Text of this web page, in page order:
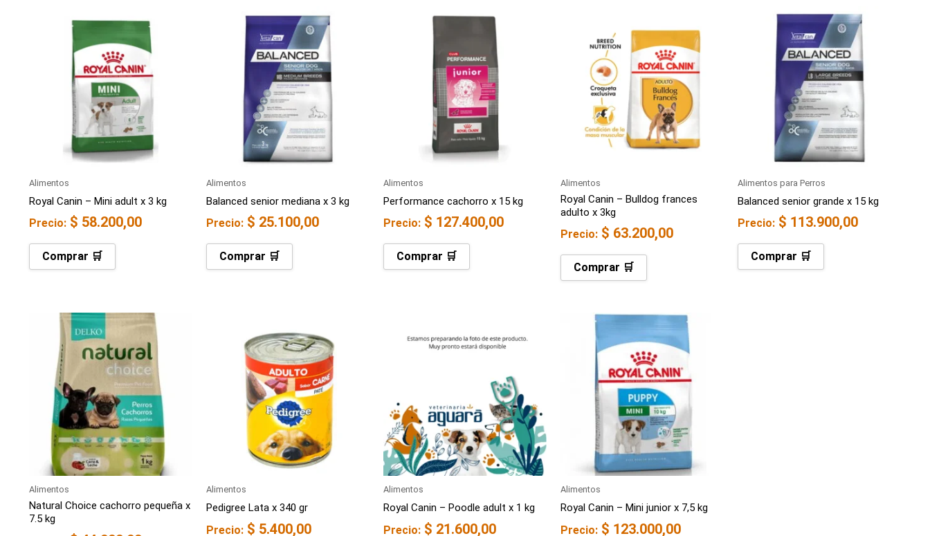
Alimentos
Royal Canin – Mini adult x 3 kg
Precio: $ 58.200,00
Comprar 🛒
Alimentos
Balanced senior mediana x 3 kg
Precio: $ 25.100,00
Comprar 🛒
Alimentos
Performance cachorro x 15 kg
Precio: $ 127.400,00
Comprar 🛒
Alimentos
Royal Canin – Bulldog frances
adulto x 3kg
Precio: $ 63.200,00
Comprar 🛒
Alimentos para Perros
Balanced senior grande x 15 kg
Precio: $ 113.900,00
Comprar 🛒
Alimentos
Natural Choice cachorro pequeña x
7.5 kg
Alimentos
Pedigree Lata x 340 gr
Precio: $ 5.400,00
Alimentos
Royal Canin – Poodle adult x 1 kg
Precio: $ 21.600,00
Alimentos
Royal Canin – Mini junior x 7,5 kg
Precio: $ 123.000,00